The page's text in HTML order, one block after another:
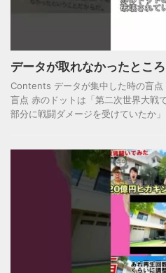
データが取れなかったとこ
Contents データが集中した時の盲
盲点 赤のドットは「第二次世界大戦
部分に戦闘ダメージを受けていたか